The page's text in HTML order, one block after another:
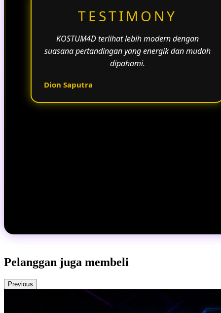
TESTIMONY
KOSTUM4D terlihat lebih modern dengan
suasana pertandingan yang energik dan mudah
dipahami.
Dion Saputra
Pelanggan juga membeli
Previous